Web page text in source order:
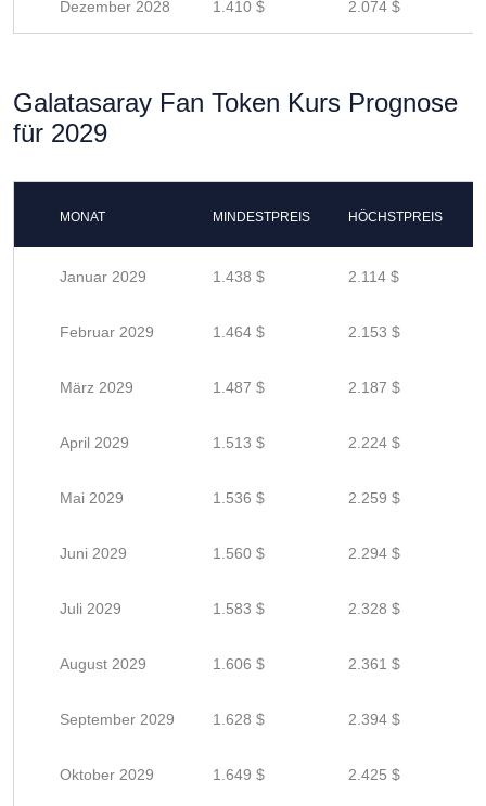
Dezember 2028 1.410 $ 2.074 $
Galatasaray Fan Token Kurs Prognose
für 2029
MONAT MINDESTPREIS HÖCHSTPREIS
Januar 2029 1.438 $ 2.114 $
Februar 2029 1.464 $ 2.153 $
März 2029 1.487 $ 2.187 $
April 2029 1.513 $ 2.224 $
Mai 2029 1.536 $ 2.259 $
Juni 2029 1.560 $ 2.294 $
Juli 2029 1.583 $ 2.328 $
August 2029 1.606 $ 2.361 $
September 2029 1.628 $ 2.394 $
Oktober 2029 1.649 $ 2.425 $